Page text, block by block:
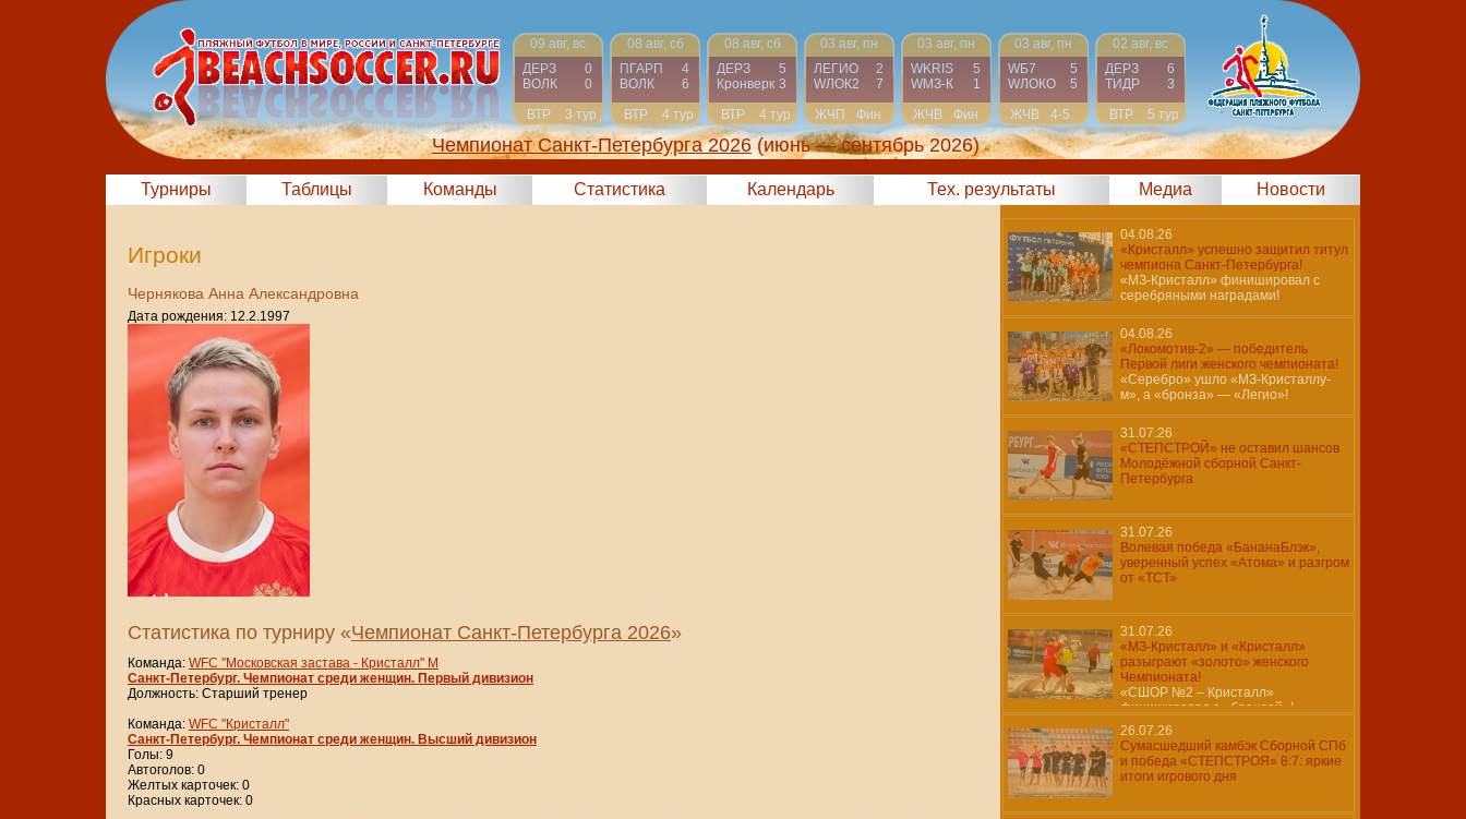
09 авг, вс
ДЕРЗ
0
ВОЛК
0
ВТР
3 тур
08 авг, сб
ПГАРП
4
ВОЛК
6
ВТР
4 тур
08 авг, сб
ДЕРЗ
5
Кронверк 3
ВТР
4 тур
03 авг, пн
ЛЕГИО
2
WЛОК2
7
ЖЧП
Фин
03 авг, пн
WKRIS
5
WМЗ-К
1
ЖЧВ
Фин
03 авг, пн
WБ7
5
WЛОКО
5
ЖЧВ
4-5
02 авг, вс
ДЕРЗ
6
ТИДР
3
ВТР
5 тур
Чемпионат Санкт-Петербурга 2026 (июнь — сентябрь 2026)
Турниры Таблицы Команды Статистика Календарь Тех. результаты Медиа Новости
Игроки
Чернякова Анна Александровна
Дата рождения: 12.2.1997
Статистика по турниру «Чемпионат Санкт-Петербурга 2026»
Команда: WFC "Московская застава - Кристалл" М
Санкт-Петербург. Чемпионат среди женщин. Первый дивизион
Должность: Старший тренер
Команда: WFC "Кристалл"
Санкт-Петербург. Чемпионат среди женщин. Высший дивизион
Голы: 9
Автоголов: 0
Желтых карточек: 0
Красных карточек: 0
04.08.26
«Кристалл» успешно защитил титул
чемпиона Санкт-Петербурга!
«МЗ-Кристалл» финишировал с
серебряными наградами!
04.08.26
«Локомотив-2» — победитель
Первой лиги женского чемпионата!
«Серебро» ушло «МЗ-Кристаллу-
м», а «бронза» — «Легио»!
31.07.26
«СТЕПСТРОЙ» не оставил шансов
Молодёжной сборной Санкт-
Петербурга
31.07.26
Волевая победа «БананаБлэк»,
уверенный успех «Атома» и разгром
от «ТСТ»
31.07.26
«МЗ-Кристалл» и «Кристалл»
разыграют «золото» женского
Чемпионата!
«СШОР №2 – Кристалл»
финишировал с «бронзой»!
26.07.26
Сумасшедший камбэк Сборной СПб
и победа «СТЕПСТРОЯ» 8:7: яркие
итоги игрового дня